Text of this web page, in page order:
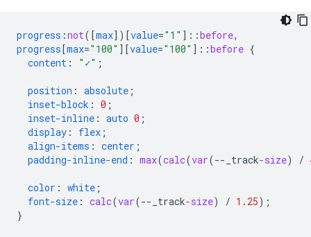
progress :not([max])[value="1" ] ::before,
progress [max="100" ][value="100" ] ::before {
content : "✓" ;
position : absolute ;
inset-block : 0 ;
inset-inline : auto 0 ;
display : flex ;
align-items : center ;
padding-inline-end : max(calc(var(-- _track-size) /
color : white ;
font-size : calc(var(-- _track-size) / 1.25);
}